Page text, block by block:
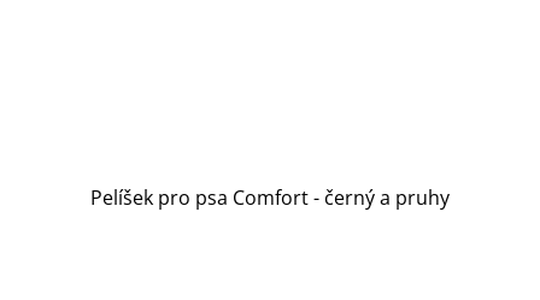
Pelíšek pro psa Comfort - černý a pruhy